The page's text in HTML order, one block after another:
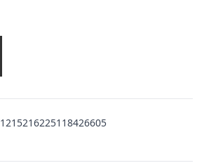
1215216225118426605